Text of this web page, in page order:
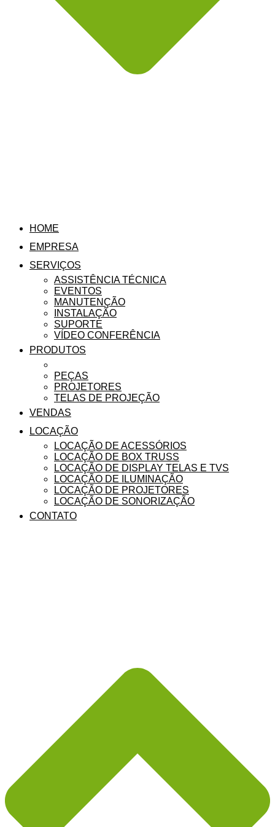
HOME
EMPRESA
SERVIÇOS
ASSISTÊNCIA TÉCNICA
EVENTOS
MANUTENÇÃO
INSTALAÇÃO
SUPORTE
VÍDEO CONFERÊNCIA
PRODUTOS
PEÇAS
PROJETORES
TELAS DE PROJEÇÃO
VENDAS
LOCAÇÃO
LOCAÇÃO DE ACESSÓRIOS
LOCAÇÃO DE BOX TRUSS
LOCAÇÃO DE DISPLAY TELAS E TVS
LOCAÇÃO DE ILUMINAÇÃO
LOCAÇÃO DE PROJETORES
LOCAÇÃO DE SONORIZAÇÃO
CONTATO